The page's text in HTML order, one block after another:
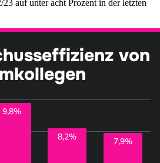
auf unter acht Prozent in der letzten